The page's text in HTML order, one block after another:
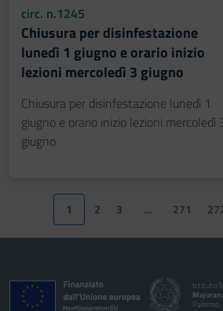
circ. n.1245
Chiusura per disinfestazione
lunedì 1 giugno e orario inizio
lezioni mercoledì 3 giugno
Chiusura per disinfestazione lunedì 1
giugno e orario inizio lezioni mercoledì
giugno
1 2 3 … 271
Istituto
Palermo